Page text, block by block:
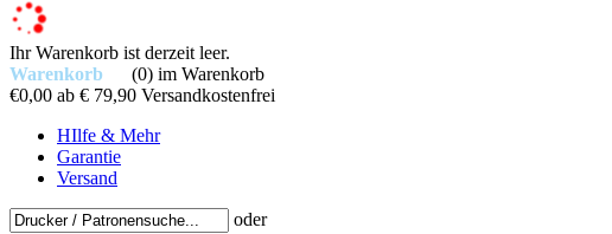
Ihr Warenkorb ist derzeit leer.
Warenkorb
(0) im Warenkorb
€0,00 ab € 79,90 Versandkostenfrei
HIlfe & Mehr
Garantie
Versand
oder